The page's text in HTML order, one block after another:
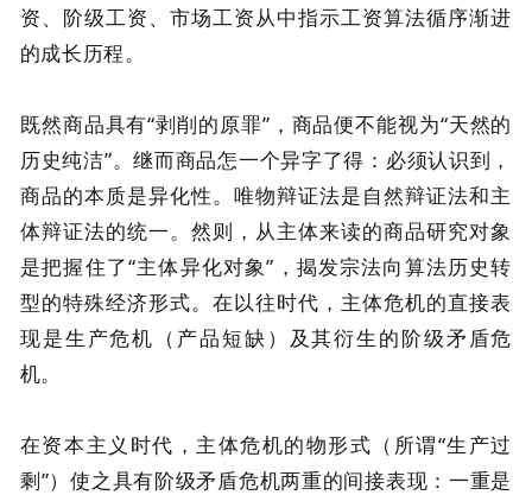
资、阶级工资、市场工资从中指示工资算法循序渐进
的成长历程。
既然商品具有“剥削的原罪”，商品便不能视为“天然的
历史纯洁”。继而商品怎一个异字了得：必须认识到，
商品的本质是异化性。唯物辩证法是自然辩证法和主
体辩证法的统一。然则，从主体来读的商品研究对象
是把握住了“主体异化对象”，揭发宗法向算法历史转
型的特殊经济形式。在以往时代，主体危机的直接表
现是生产危机（产品短缺）及其衍生的阶级矛盾危
机。
在资本主义时代，主体危机的物形式（所谓“生产过
剩”）使之具有阶级矛盾危机两重的间接表现：一重是